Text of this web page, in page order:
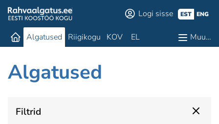
Logi sisse EST ENG
Algatused Riigikogu KOV EL Muu…
Algatused
Filtrid